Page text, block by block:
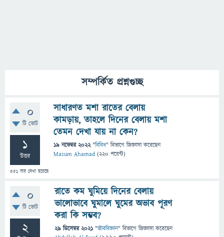
সম্পর্কিত প্রশ্নগুচ্ছ
0
টি ভোট
1
উত্তর
551 বার দেখা হয়েছে
সাধারণত মশা রাতের বেলায়
কামড়ায়, তাহলে দিনের বেলায় মশা
তেমন দেখা যায় না কেন?
19 নভেম্বর 2022 "বিবিধ" বিভাগে জিজ্ঞাসাকরেছেন
Masum Ahamad (220 পয়েন্ট)
0
টি ভোট
2
রাতে কম ঘুমিয়ে দিনের বেলায়
ভালোভাবে ঘুমালে ঘুমের অভাব পূরণ
করা কি সম্ভব?
29 ডিসেম্বর 2021 "জীববিজ্ঞান" বিভাগে জিজ্ঞাসাকরেছেন